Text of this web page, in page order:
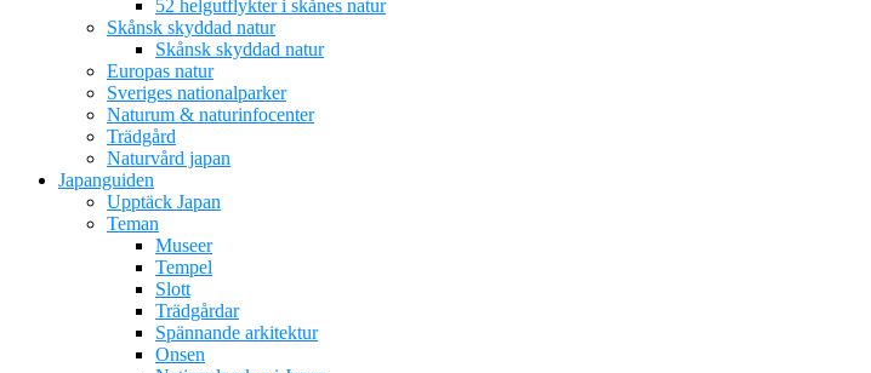
52 helgutflykter i skånes natur
Skånsk skyddad natur
Skånsk skyddad natur
Europas natur
Sveriges nationalparker
Naturum & naturinfocenter
Trädgård
Naturvård japan
Japanguiden
Upptäck Japan
Teman
Museer
Tempel
Slott
Trädgårdar
Spännande arkitektur
Onsen